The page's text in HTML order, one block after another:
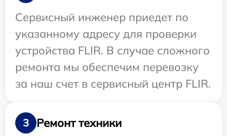
Сервисный инженер приедет по
указанному адресу для проверки
устройства FLIR. В случае сложного
ремонта мы обеспечим перевозку
за наш счет в сервисный центр FLIR.
3
Ремонт техники